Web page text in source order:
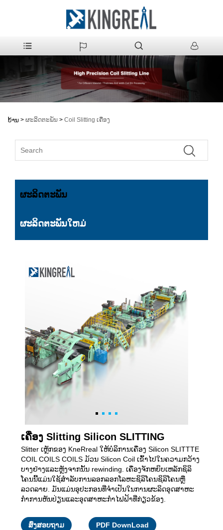
ບ້ານ > ຜະລິດຕະພັນ > Coil Slitting ເຄື່ອງ
ຜະລິດຕະພັນ
ຜະລິດຕະພັນໃຫມ່
ເຄື່ອງ Slitting Silicon SLITTING
Slitter ເຫຼັກຂອງ KneRreal ໃຫ້ບໍລິການເຄື່ອງ Silicon SLITTTE
COIL COILS COILS ມ້ວນ Silicon Coil ເຂົ້າໄປໃນຄວາມກວ້າງ
ບາງຢ່າງແລະຫຼັງຈາກນັ້ນ rewinding. ເຄື່ອງຈັກຫຍິບເຫລັກຊິລິ
ໂຄນນີ້ແມ່ນໃຊ້ສໍາລັບການລອກລອກໂລຫະຊິລິໂຄນຊິລິໂຄນຫຼື
ລວດລາຍ. ມັນແມ່ນອຸປະກອນທີ່ຈໍາເປັນໃນການຜະລິດອຸດສາຫະ
ກໍາການຫັນປ່ຽນແລະອຸດສາຫະກໍາໄຟຟ້າທີ່ກ່ຽວຂ້ອງ.
ສົ່ງສອບຖາມ PDF DownLoad